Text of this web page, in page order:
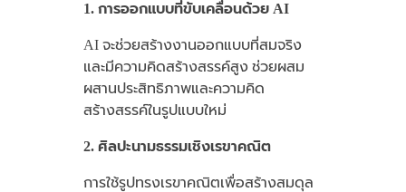
1. การออกแบบที่ขับเคลื่อนด้วย AI
AI จะช่วยสร้างงานออกแบบที่สมจริง
และมีความคิดสร้างสรรค์สูง ช่วยผสม
ผสานประสิทธิภาพและความคิด
สร้างสรรค์ในรูปแบบใหม่
2. ศิลปะนามธรรมเชิงเรขาคณิต
การใช้รูปทรงเรขาคณิตเพื่อสร้างสมดุล